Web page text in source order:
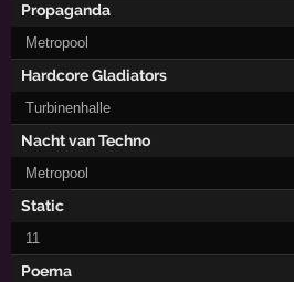
Propaganda
Metropool
Hardcore Gladiators
Turbinenhalle
Nacht van Techno
Metropool
Static
11
Poema